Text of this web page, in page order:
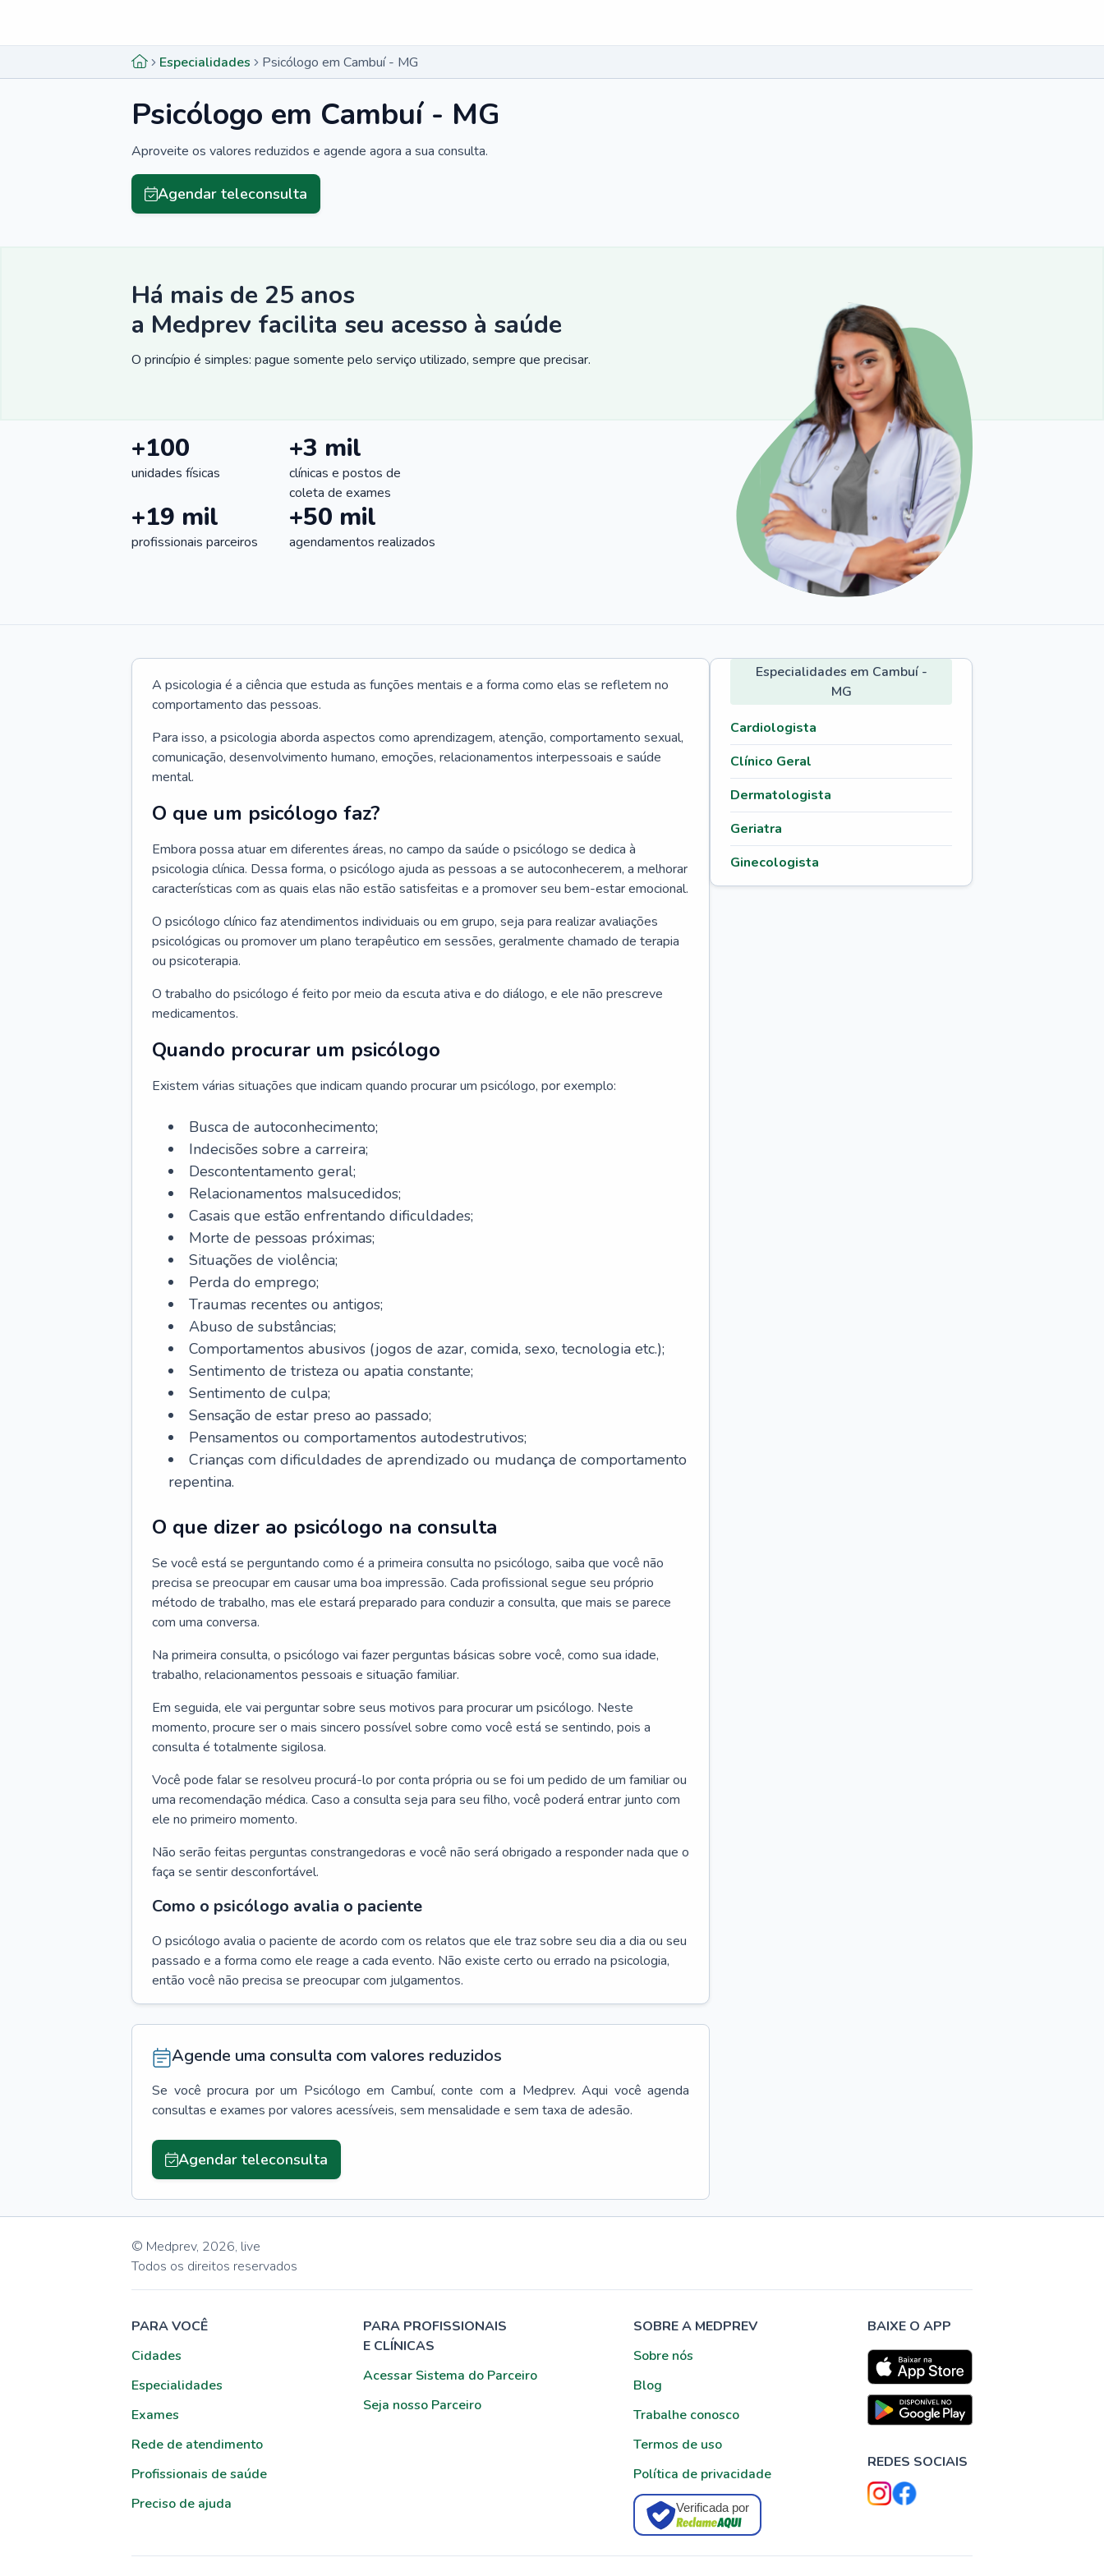
Especialidades Psicólogo em Cambuí - MG
Psicólogo em Cambuí - MG
Aproveite os valores reduzidos e agende agora a sua consulta.
Agendar teleconsulta
Há mais de 25 anos
a Medprev facilita seu acesso à saúde
O princípio é simples: pague somente pelo serviço utilizado, sempre que precisar.
+100
unidades físicas
+3 mil
clínicas e postos de
coleta de exames
+19 mil
profissionais parceiros
+50 mil
agendamentos realizados
A psicologia é a ciência que estuda as funções mentais e a forma como elas se refletem no
comportamento das pessoas.
Para isso, a psicologia aborda aspectos como aprendizagem, atenção, comportamento sexual,
comunicação, desenvolvimento humano, emoções, relacionamentos interpessoais e saúde
mental.
O que um psicólogo faz?
Embora possa atuar em diferentes áreas, no campo da saúde o psicólogo se dedica à
psicologia clínica. Dessa forma, o psicólogo ajuda as pessoas a se autoconhecerem, a melhorar
características com as quais elas não estão satisfeitas e a promover seu bem-estar emocional.
O psicólogo clínico faz atendimentos individuais ou em grupo, seja para realizar avaliações
psicológicas ou promover um plano terapêutico em sessões, geralmente chamado de terapia
ou psicoterapia.
O trabalho do psicólogo é feito por meio da escuta ativa e do diálogo, e ele não prescreve
medicamentos.
Quando procurar um psicólogo
Existem várias situações que indicam quando procurar um psicólogo, por exemplo:
Busca de autoconhecimento;
Indecisões sobre a carreira;
Descontentamento geral;
Relacionamentos malsucedidos;
Casais que estão enfrentando dificuldades;
Morte de pessoas próximas;
Situações de violência;
Perda do emprego;
Traumas recentes ou antigos;
Abuso de substâncias;
Comportamentos abusivos (jogos de azar, comida, sexo, tecnologia etc.);
Sentimento de tristeza ou apatia constante;
Sentimento de culpa;
Sensação de estar preso ao passado;
Pensamentos ou comportamentos autodestrutivos;
Crianças com dificuldades de aprendizado ou mudança de comportamento
repentina.
O que dizer ao psicólogo na consulta
Se você está se perguntando como é a primeira consulta no psicólogo, saiba que você não
precisa se preocupar em causar uma boa impressão. Cada profissional segue seu próprio
método de trabalho, mas ele estará preparado para conduzir a consulta, que mais se parece
com uma conversa.
Na primeira consulta, o psicólogo vai fazer perguntas básicas sobre você, como sua idade,
trabalho, relacionamentos pessoais e situação familiar.
Em seguida, ele vai perguntar sobre seus motivos para procurar um psicólogo. Neste
momento, procure ser o mais sincero possível sobre como você está se sentindo, pois a
consulta é totalmente sigilosa.
Você pode falar se resolveu procurá-lo por conta própria ou se foi um pedido de um familiar ou
uma recomendação médica. Caso a consulta seja para seu filho, você poderá entrar junto com
ele no primeiro momento.
Não serão feitas perguntas constrangedoras e você não será obrigado a responder nada que o
faça se sentir desconfortável.
Como o psicólogo avalia o paciente
O psicólogo avalia o paciente de acordo com os relatos que ele traz sobre seu dia a dia ou seu
passado e a forma como ele reage a cada evento. Não existe certo ou errado na psicologia,
então você não precisa se preocupar com julgamentos.
Agende uma consulta com valores reduzidos
Se você procura por um Psicólogo em Cambuí, conte com a Medprev. Aqui você agenda
consultas e exames por valores acessíveis, sem mensalidade e sem taxa de adesão.
Agendar teleconsulta
Especialidades em Cambuí -
MG
Cardiologista
Clínico Geral
Dermatologista
Geriatra
Ginecologista
© Medprev, 2026, live
Todos os direitos reservados
PARA VOCÊ
Cidades
Especialidades
Exames
Rede de atendimento
Profissionais de saúde
Preciso de ajuda
PARA PROFISSIONAIS
E CLÍNICAS
Acessar Sistema do Parceiro
Seja nosso Parceiro
SOBRE A MEDPREV
Sobre nós
Blog
Trabalhe conosco
Termos de uso
Política de privacidade
Verificada por
BAIXE O APP
REDES SOCIAIS